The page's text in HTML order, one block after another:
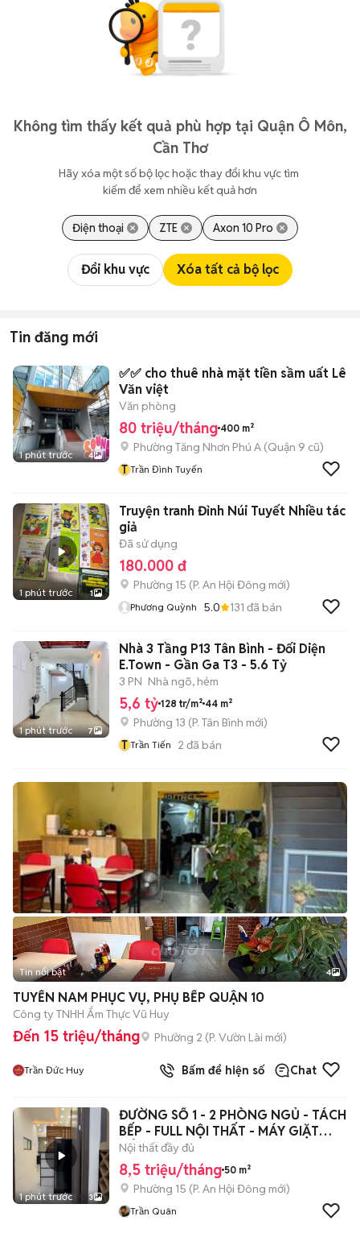
Không tìm thấy kết quả phù hợp tại Quận Ô Môn,
Cần Thơ
Hãy xóa một số bộ lọc hoặc thay đổi khu vực tìm
kiếm để xem nhiều kết quả hơn
Điện thoại ZTE Axon 10 Pro
Đổi khu vực Xóa tất cả bộ lọc
Tin đăng mới
1 phút trước 4
✅✅ cho thuê nhà mặt tiền sầm uất Lê
Văn việt
Văn phòng
80 triệu/tháng 400 m²
Phường Tăng Nhơn Phú A (Quận 9 cũ)
T Trần Đình Tuyến
1 phút trước 1
Truyện tranh Đỉnh Núi Tuyết Nhiều tác
giả
Đã sử dụng
180.000 đ
Phường 15 (P. An Hội Đông mới)
Phương Quỳnh 5.0 131 đã bán
1 phút trước 7
Nhà 3 Tầng P13 Tân Bình - Đối Diện
E.Town - Gần Ga T3 - 5.6 Tỷ
3 PN Nhà ngõ, hẻm
5,6 tỷ 128 tr/m² 44 m²
Phường 13 (P. Tân Bình mới)
T Trần Tiến 2 đã bán
Tin nổi bật 4
TUYỂN NAM PHỤC VỤ, PHỤ BẾP QUẬN 10
Công ty TNHH Ẩm Thực Vũ Huy
Đến 15 triệu/tháng Phường 2 (P. Vườn Lài mới)
Trần Đức Huy Bấm để hiện số Chat
1 phút trước 3
ĐƯỜNG SỐ 1 - 2 PHÒNG NGỦ - TÁCH
BẾP - FULL NỘI THẤT - MÁY GIẶT
RIÊNG
Nội thất đầy đủ
8,5 triệu/tháng 50 m²
Phường 15 (P. An Hội Đông mới)
Trần Quân